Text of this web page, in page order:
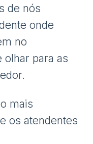
de nós
onde
no
olhar para as
mais
os atendentes